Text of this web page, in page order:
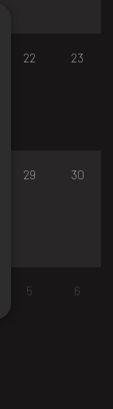
22 23
29 30
5 6